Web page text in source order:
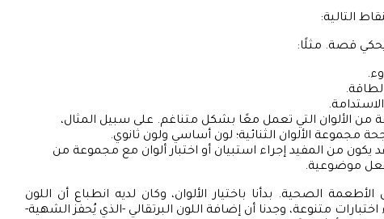
التالية:
قصة. مثلًا:
من الألوان التي تعمل معًا بشكل متناغم. على سبيل المثال،
مجموعة الألوان الثنائية؛ لون أساسي ولون ثانوي.
قد يكون من المفيد إجراء استبيان أو اختبار ألوان مع مجموعة من
موضوعية.
الصحية. بدأنا باختيار الألوان، وكان لديه انطباع أن اللون
متنوعة، وجدنا أن إضافة اللون البرتقالي -الذي يُحفز الشهية-